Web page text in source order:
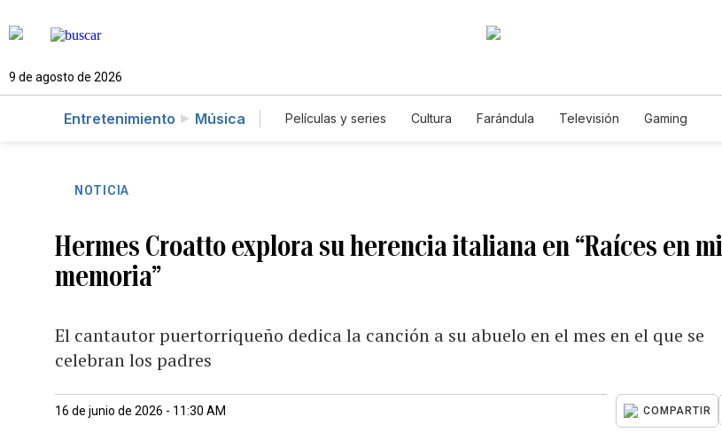
9 de agosto de 2026
Entretenimiento Música Películas y series Cultura Farándula Televisión Gaming
NOTICIA
Hermes Croatto explora su herencia italiana en “Raíces en mi
memoria”
El cantautor puertorriqueño dedica la canción a su abuelo en el mes en el que se
celebran los padres
16 de junio de 2026 - 11:30 AM COMPARTIR